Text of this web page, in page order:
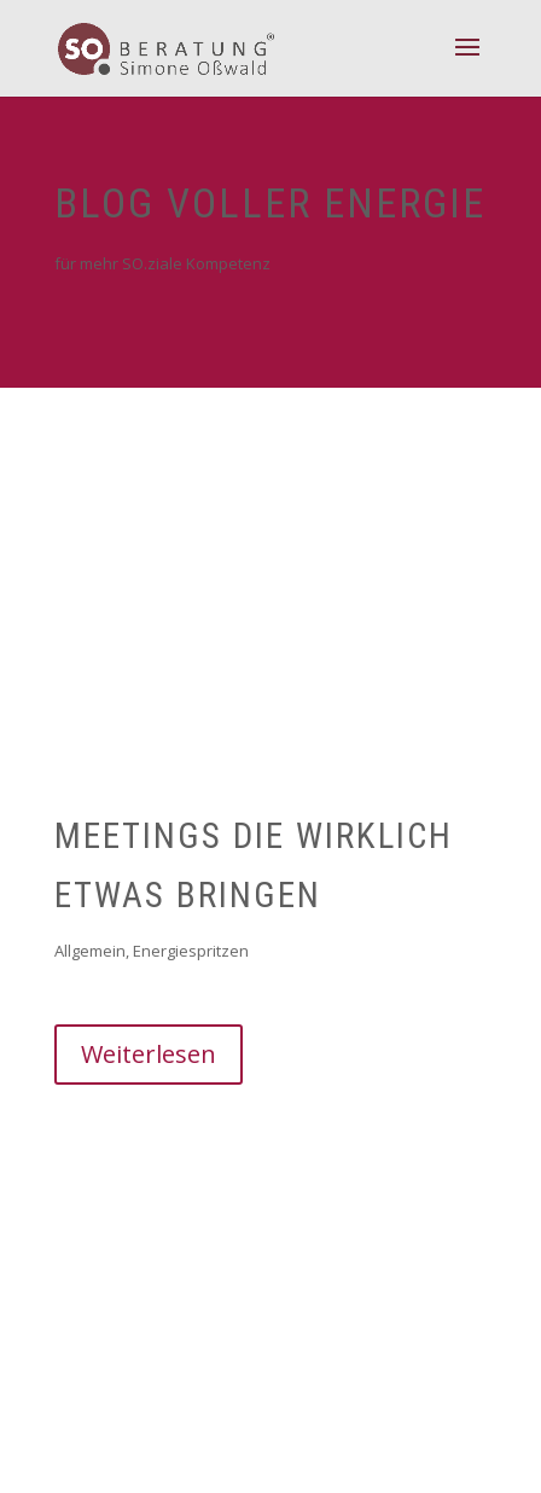
BLOG VOLLER ENERGIE
für mehr SO.ziale Kompetenz
MEETINGS DIE WIRKLICH
ETWAS BRINGEN
Allgemein, Energiespritzen
Weiterlesen